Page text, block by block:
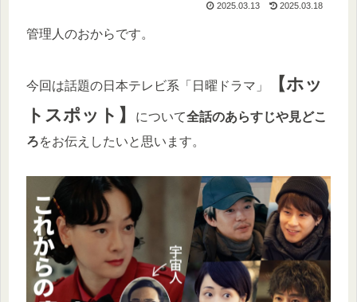
2025.03.13 2025.03.18
管理人のおからです。
今回は話題の日本テレビ系「日曜ドラマ」
【ホッ
トスポット】
について全話のあらすじや見どこ
ろをお伝えしたいと思います。